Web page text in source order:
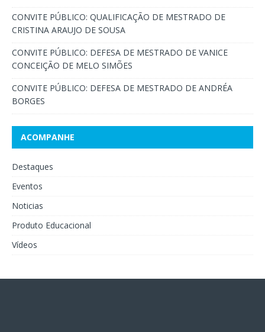
CONVITE PÚBLICO: QUALIFICAÇÃO DE MESTRADO DE
CRISTINA ARAUJO DE SOUSA
CONVITE PÚBLICO: DEFESA DE MESTRADO DE VANICE
CONCEIÇÃO DE MELO SIMÕES
CONVITE PÚBLICO: DEFESA DE MESTRADO DE ANDRÉA
BORGES
ACOMPANHE
Destaques
Eventos
Noticias
Produto Educacional
Vídeos